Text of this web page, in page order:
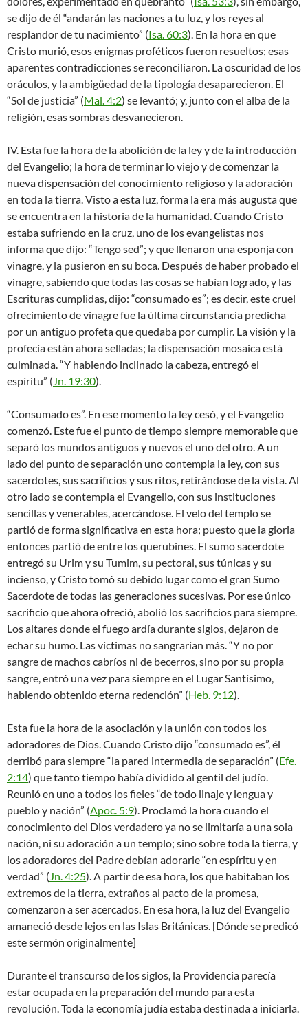
se dijo de él “andarán las naciones a tu luz, y los reyes al
resplandor de tu nacimiento” (Isa. 60:3). En la hora en que
Cristo murió, esos enigmas proféticos fueron resueltos; esas
aparentes contradicciones se reconciliaron. La oscuridad de los
oráculos, y la ambigüedad de la tipología desaparecieron. El
“Sol de justicia” (Mal. 4:2) se levantó; y, junto con el alba de la
religión, esas sombras desvanecieron.
IV. Esta fue la hora de la abolición de la ley y de la introducción
del Evangelio; la hora de terminar lo viejo y de comenzar la
nueva dispensación del conocimiento religioso y la adoración
en toda la tierra. Visto a esta luz, forma la era más augusta que
se encuentra en la historia de la humanidad. Cuando Cristo
estaba sufriendo en la cruz, uno de los evangelistas nos
informa que dijo: “Tengo sed”; y que llenaron una esponja con
vinagre, y la pusieron en su boca. Después de haber probado el
vinagre, sabiendo que todas las cosas se habían logrado, y las
Escrituras cumplidas, dijo: “consumado es”; es decir, este cruel
ofrecimiento de vinagre fue la última circunstancia predicha
por un antiguo profeta que quedaba por cumplir. La visión y la
profecía están ahora selladas; la dispensación mosaica está
culminada. “Y habiendo inclinado la cabeza, entregó el
espíritu” (Jn. 19:30).
“Consumado es”. En ese momento la ley cesó, y el Evangelio
comenzó. Este fue el punto de tiempo siempre memorable que
separó los mundos antiguos y nuevos el uno del otro. A un
lado del punto de separación uno contempla la ley, con sus
sacerdotes, sus sacrificios y sus ritos, retirándose de la vista. Al
otro lado se contempla el Evangelio, con sus instituciones
sencillas y venerables, acercándose. El velo del templo se
partió de forma significativa en esta hora; puesto que la gloria
entonces partió de entre los querubines. El sumo sacerdote
entregó su Urim y su Tumim, su pectoral, sus túnicas y su
incienso, y Cristo tomó su debido lugar como el gran Sumo
Sacerdote de todas las generaciones sucesivas. Por ese único
sacrificio que ahora ofreció, abolió los sacrificios para siempre.
Los altares donde el fuego ardía durante siglos, dejaron de
echar su humo. Las víctimas no sangrarían más. “Y no por
sangre de machos cabríos ni de becerros, sino por su propia
sangre, entró una vez para siempre en el Lugar Santísimo,
habiendo obtenido eterna redención” (Heb. 9:12).
Esta fue la hora de la asociación y la unión con todos los
adoradores de Dios. Cuando Cristo dijo “consumado es”, él
derribó para siempre “la pared intermedia de separación” (Efe.
2:14) que tanto tiempo había dividido al gentil del judío.
Reunió en uno a todos los fieles “de todo linaje y lengua y
pueblo y nación” (Apoc. 5:9). Proclamó la hora cuando el
conocimiento del Dios verdadero ya no se limitaría a una sola
nación, ni su adoración a un templo; sino sobre toda la tierra, y
los adoradores del Padre debían adorarle “en espíritu y en
verdad” (Jn. 4:25). A partir de esa hora, los que habitaban los
extremos de la tierra, extraños al pacto de la promesa,
comenzaron a ser acercados. En esa hora, la luz del Evangelio
amaneció desde lejos en las Islas Británicas. [Dónde se predicó
este sermón originalmente]
Durante el transcurso de los siglos, la Providencia parecía
estar ocupada en la preparación del mundo para esta
revolución. Toda la economía judía estaba destinada a iniciarla.